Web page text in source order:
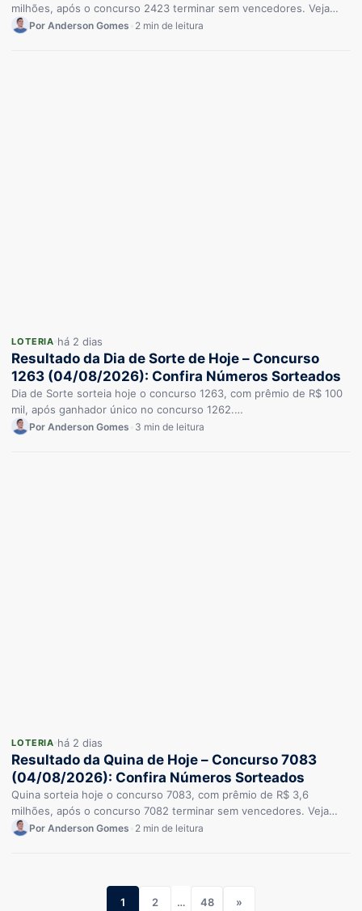
milhões, após o concurso 2423 terminar sem vencedores. Veja…
Por Anderson Gomes 2 min de leitura
LOTERIA há 2 dias
Resultado da Dia de Sorte de Hoje – Concurso
1263 (04/08/2026): Confira Números Sorteados
Dia de Sorte sorteia hoje o concurso 1263, com prêmio de R$ 100
mil, após ganhador único no concurso 1262.…
Por Anderson Gomes 3 min de leitura
LOTERIA há 2 dias
Resultado da Quina de Hoje – Concurso 7083
(04/08/2026): Confira Números Sorteados
Quina sorteia hoje o concurso 7083, com prêmio de R$ 3,6
milhões, após o concurso 7082 terminar sem vencedores. Veja…
Por Anderson Gomes 2 min de leitura
1 2 … 48 »